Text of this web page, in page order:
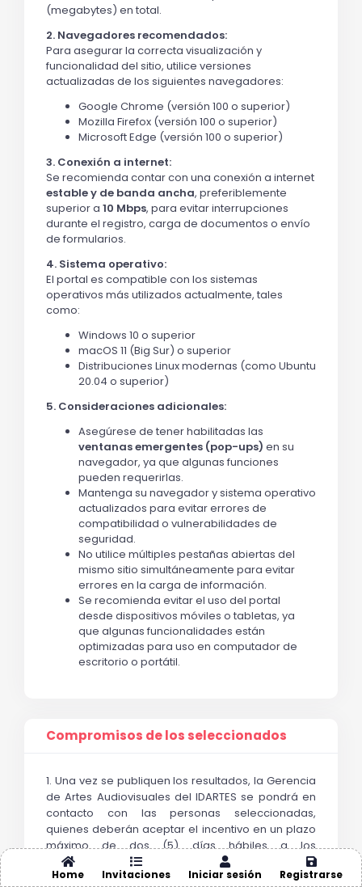
(megabytes) en total.
2. Navegadores recomendados:
Para asegurar la correcta visualización y
funcionalidad del sitio, utilice versiones
actualizadas de los siguientes navegadores:
Google Chrome (versión 100 o superior)
Mozilla Firefox (versión 100 o superior)
Microsoft Edge (versión 100 o superior)
3. Conexión a internet:
Se recomienda contar con una conexión a internet
estable y de banda ancha, preferiblemente
superior a 10 Mbps, para evitar interrupciones
durante el registro, carga de documentos o envío
de formularios.
4. Sistema operativo:
El portal es compatible con los sistemas
operativos más utilizados actualmente, tales
como:
Windows 10 o superior
macOS 11 (Big Sur) o superior
Distribuciones Linux modernas (como Ubuntu
20.04 o superior)
5. Consideraciones adicionales:
Asegúrese de tener habilitadas las
ventanas emergentes (pop-ups) en su
navegador, ya que algunas funciones
pueden requerirlas.
Mantenga su navegador y sistema operativo
actualizados para evitar errores de
compatibilidad o vulnerabilidades de
seguridad.
No utilice múltiples pestañas abiertas del
mismo sitio simultáneamente para evitar
errores en la carga de información.
Se recomienda evitar el uso del portal
desde dispositivos móviles o tabletas, ya
que algunas funcionalidades están
optimizadas para uso en computador de
escritorio o portátil.
Compromisos de los seleccionados
1. Una vez se publiquen los resultados, la Gerencia
de Artes Audiovisuales del IDARTES se pondrá en
contacto con las personas seleccionadas,
quienes deberán aceptar el incentivo en un plazo
máximo de dos (5) días hábiles a los
correos
luis.ragua@idartes.gov.co y
daniel.vallejo
@idartes.gov.co,  manifestando la aceptación o no
Home Invitaciones Iniciar sesión Registrarse